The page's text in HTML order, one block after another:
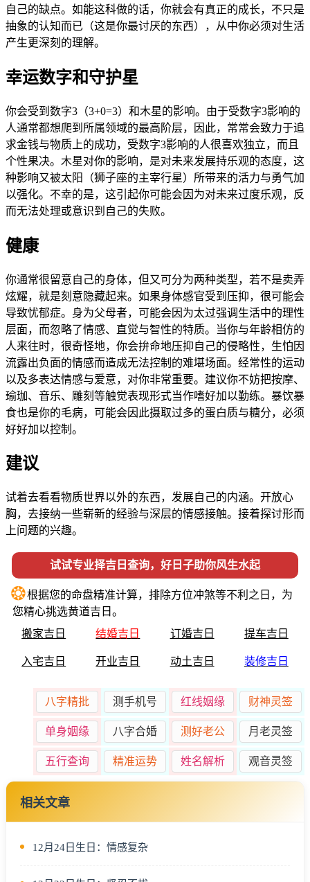
自己的缺点。如能这科做的话，你就会有真正的成长，不只是
抽象的认知而已（这是你最讨厌的东西），从中你必须对生活
产生更深刻的理解。
幸运数字和守护星
你会受到数字3（3+0=3）和木星的影响。由于受数字3影响的
人通常都想爬到所属领域的最高阶层，因此，常常会致力于追
求金钱与物质上的成功，受数字3影响的人很喜欢独立，而且
个性果决。木星对你的影响，是对未来发展持乐观的态度，这
种影响又被太阳（狮子座的主宰行星）所带来的活力与勇气加
以强化。不幸的是，这引起你可能会因为对未来过度乐观，反
而无法处理或意识到自己的失败。
健康
你通常很留意自己的身体，但又可分为两种类型，若不是卖弄
炫耀，就是刻意隐藏起来。如果身体感官受到压抑，很可能会
导致忧郁症。身为父母者，可能会因为太过强调生活中的理性
层面，而忽略了情感、直觉与智性的特质。当你与年龄相仿的
人来往时，很奇怪地，你会拚命地压抑自己的侵略性，生怕因
流露出负面的情感而造成无法控制的难堪场面。经常性的运动
以及多表达情感与爱意，对你非常重要。建议你不妨把按摩、
瑜珈、音乐、雕刻等触觉表现形式当作嗜好加以勤练。暴饮暴
食也是你的毛病，可能会因此摄取过多的蛋白质与糖分，必须
好好加以控制。
建议
试着去看看物质世界以外的东西，发展自己的内涵。开放心
胸，去接纳一些崭新的经验与深层的情感接触。接着探讨形而
上问题的兴趣。
试试专业择吉日查询，好日子助你风生水起
❂根据您的命盘精准计算，排除方位冲煞等不利之日，为
您精心挑选黄道吉日。
搬家吉日
结婚吉日 订婚吉日 提车吉日
入宅吉日 开业吉日 动土吉日 装修吉日
八字精批 测手机号 红线姻缘 财神灵签
单身姻缘 八字合婚 测好老公 月老灵签
五行查询 精准运势 姓名解析 观音灵签
相关文章
12月24日生日：情感复杂